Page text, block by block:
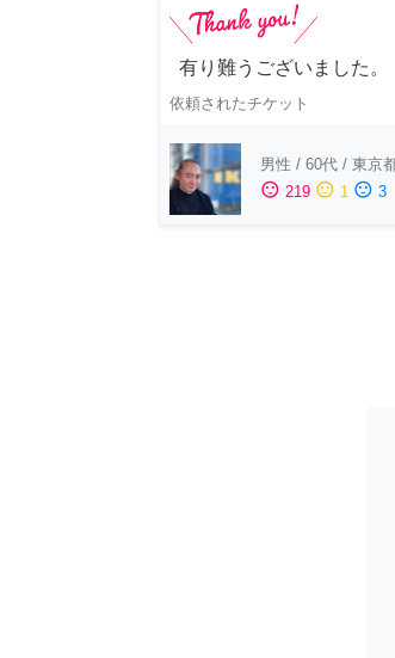
有り難うございました。
依頼されたチケット
男性 / 60代 / 東京
sentiment_satisfied 219 sentiment_neutral 1 sentiment_dissatisfied 3